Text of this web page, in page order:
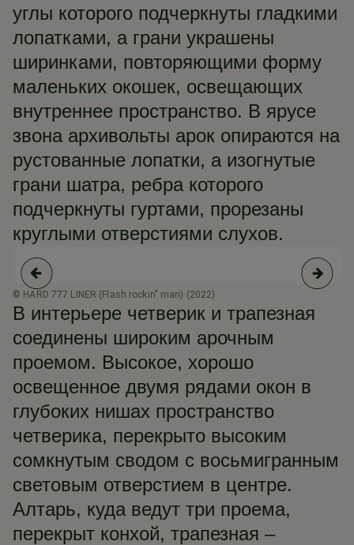
углы которого подчеркнуты гладкими
лопатками, а грани украшены
ширинками, повторяющими форму
маленьких окошек, освещающих
внутреннее пространство. В ярусе
звона архивольты арок опираются на
рустованные лопатки, а изогнутые
грани шатра, ребра которого
подчеркнуты гуртами, прорезаны
круглыми отверстиями слухов.
© HARD 777 LINER (Flash rockin" man) (2022)
В интерьере четверик и трапезная
соединены широким арочным
проемом. Высокое, хорошо
освещенное двумя рядами окон в
глубоких нишах пространство
четверика, перекрыто высоким
сомкнутым сводом с восьмигранным
световым отверстием в центре.
Алтарь, куда ведут три проема,
перекрыт конхой, трапезная –